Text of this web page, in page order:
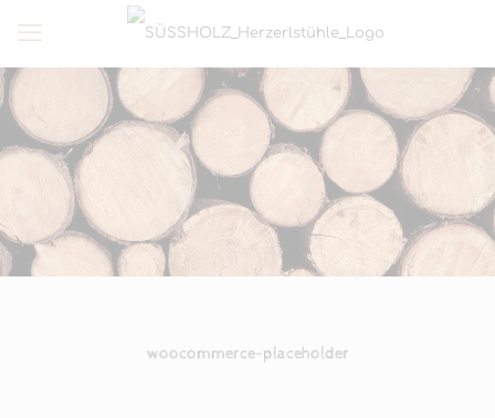
woocommerce-placeholder